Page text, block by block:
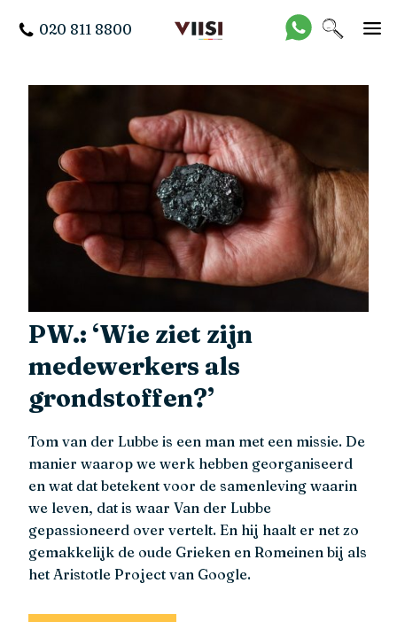
020 811 8800
PW.: ‘Wie ziet zijn
medewerkers als
grondstoffen?’
Tom van der Lubbe is een man met een missie. De
manier waarop we werk hebben georganiseerd
en wat dat betekent voor de samenleving waarin
we leven, dat is waar Van der Lubbe
gepassioneerd over vertelt. En hij haalt er net zo
gemakkelijk de oude Grieken en Romeinen bij als
het Aristotle Project van Google.